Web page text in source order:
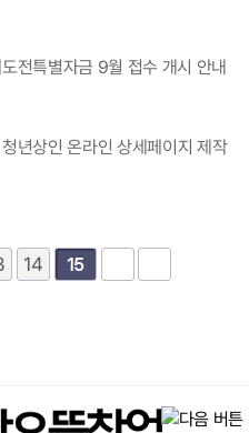
전특별자금 9월 접수 개시 안내
년상인 온라인 상세페이지 제작
14 15